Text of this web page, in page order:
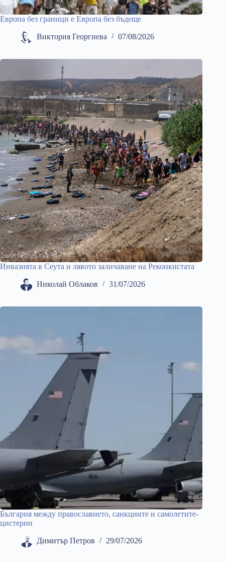
Европа без граници е Европа без бъдеще
Виктория Георгиева 07/08/2026
Инвазията в Сеута и лявото заличаване на Реконкистата
Николай Облаков 31/07/2026
България между православието, санкциите и самолетите-
цистерни
Димитър Петров 29/07/2026